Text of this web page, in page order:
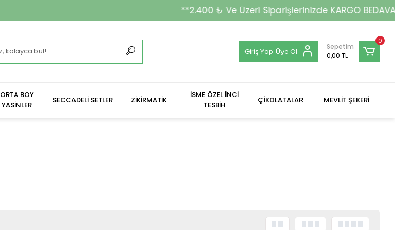
**2.400 ₺ Ve Üzeri Siparişlerinizde KARGO BEDAVA !!!**
Giriş Yap Üye Ol
0
Sepetim
0,00 TL
ORTA BOY
YASİNLER
SECCADELİ SETLER ZİKİRMATİK
İSME ÖZEL İNCİ
TESBİH
ÇİKOLATALAR MEVLİT ŞEKERİ